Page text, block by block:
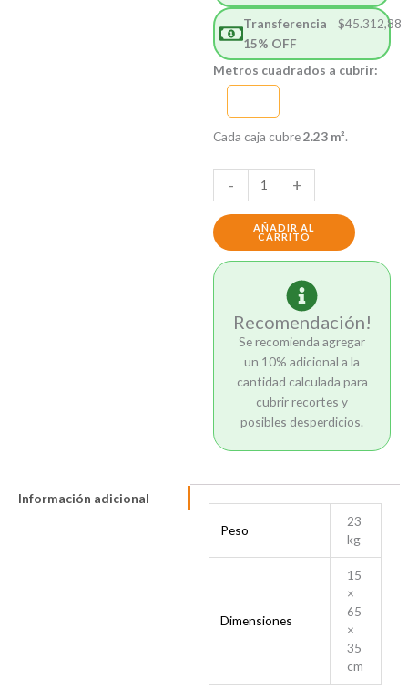
Transferencia
15% OFF
$45.312,88
Metros cuadrados a cubrir:
Cada caja cubre2.23 m².
-
Piso
Flotante
HDF
Gris
cantidad
+
AÑADIR AL
CARRITO
Recomendación!
Se recomienda agregar
un 10% adicional a la
cantidad calculada para
cubrir recortes y
posibles desperdicios.
Información adicional
Peso
23
kg
Dimensiones
15
×
65
×
35
cm